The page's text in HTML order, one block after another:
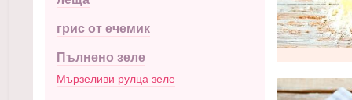
грис от ечемик
Пълнено зеле
Мързеливи рулца зеле